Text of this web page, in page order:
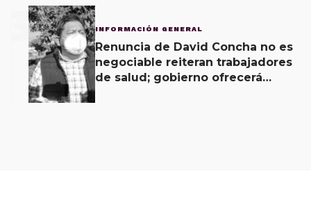
3 INFORMACIÓN GENERAL
Renuncia de David Concha no es
negociable reiteran trabajadores
de salud; gobierno ofrecerá